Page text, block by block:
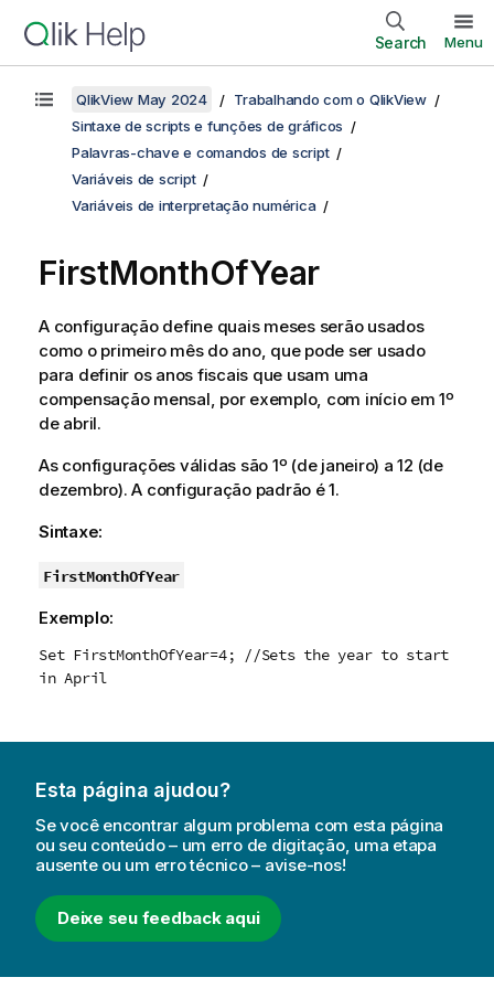
Search Menu
QlikView May 2024
Trabalhando com o QlikView
Sintaxe de scripts e funções de gráficos
Palavras-chave e comandos de script
Variáveis de script
Variáveis de interpretação numérica
FirstMonthOfYear
A configuração define quais meses serão usados
como o primeiro mês do ano, que pode ser usado
para definir os anos fiscais que usam uma
compensação mensal, por exemplo, com início em 1º
de abril.
As configurações válidas são 1º (de janeiro) a 12 (de
dezembro). A configuração padrão é 1.
Sintaxe:
FirstMonthOfYear
Exemplo:
Set FirstMonthOfYear=4; //Sets the year to start
in April
Esta página ajudou?
Se você encontrar algum problema com esta página
ou seu conteúdo – um erro de digitação, uma etapa
ausente ou um erro técnico – avise-nos!
Deixe seu feedback aqui